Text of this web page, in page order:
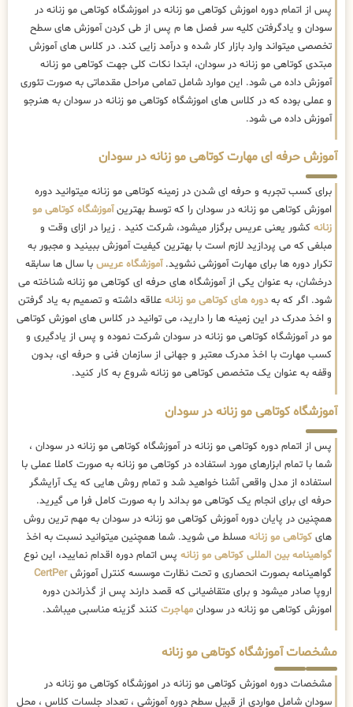
پس از اتمام دوره اموزش کوتاهی مو زنانه در اموزشگاه کوتاهی مو زنانه در
سودان و یادگرفتن کلیه سر فصل ها م پس از طی کردن آموزش های سطح
تخصصی میتواند وارد بازار کار شده و درآمد زایی کند. در کلاس های آموزش
مبتدی کوتاهی مو زنانه در سودان، ابتدا نکات کلی جهت کوتاهی مو زنانه
آموزش داده می شود. این موارد شامل تمامی مراحل مقدماتی به صورت تئوری
و عملی بوده که در کلاس های اموزشگاه کوتاهی مو زنانه در سودان به هنرجو
آموزش داده می شود.
آموزش حرفه ای مهارت کوتاهی مو زنانه در سودان
برای کسب تجربه و حرفه ای شدن در زمینه کوتاهی مو زنانه میتوانید دوره
اموزش کوتاهی مو زنانه در سودان را که توسط بهترینآموزشگاه کوتاهی مو
زنانه کشور یعنی عریس برگزار میشود، شرکت کنید . زیرا در ازای وقت و
مبلغی که می پردازید لازم است با بهترین کیفیت آموزش ببینید و مجبور به
تکرار دوره ها برای مهارت آموزشی نشوید.آموزشگاه عریس با سال ها سابقه
درخشان، به عنوان یکی از آموزشگاه های حرفه ای کوتاهی مو زنانه شناخته می
شود. اگر که بهدوره های کوتاهی مو زنانه علاقه داشته و تصمیم به یاد گرفتن
و اخذ مدرک در این زمینه ها را دارید، می توانید در کلاس های اموزش کوتاهی
مو در آموزشگاه کوتاهی مو زنانه در سودان شرکت نموده و پس از یادگیری و
کسب مهارت با اخذ مدرک معتبر و جهانی از سازمان فنی و حرفه ای، بدون
وقفه به عنوان یک متخصص کوتاهی مو زنانه شروع به کار کنید.
آموزشگاه کوتاهی مو زنانه در سودان
پس از اتمام دوره کوتاهی مو زنانه در آموزشگاه کوتاهی مو زنانه در سودان ،
شما با تمام ابزارهای مورد استفاده در کوتاهی مو زنانه به صورت کاملا عملی با
استفاده از مدل واقعی آشنا خواهید شد و تمام روش هایی که یک آرایشگر
حرفه ای برای انجام یک کوتاهی مو بداند را به صورت کامل فرا می گیرید.
همچنین در پایان دوره آموزش کوتاهی مو زنانه در سودان به مهم ترین روش
های کوتاهی مو زنانه مسلط می شوید. شما همچنین میتوانید نسبت به اخذ
گواهینامه بین المللی کوتاهی مو زنانه پس اتمام دوره اقدام نمایید، این نوع
گواهینامه بصورت انحصاری و تحت نظارت موسسه کنترل آموزشCertPer
اروپا صادر میشود و برای متقاضیانی که قصد دارند پس از گذراندن دوره
اموزش کوتاهی مو زنانه در سودان مهاجرت کنند گزینه مناسبی میباشد.
مشخصات آموزشگاه کوتاهی مو زنانه
مشخصات دوره اموزش کوتاهی مو زنانه در اموزشگاه کوتاهی مو زنانه در
سودان شامل مواردی از قبیل سطح دوره آموزشی ، تعداد جلسات کلاس ، محل